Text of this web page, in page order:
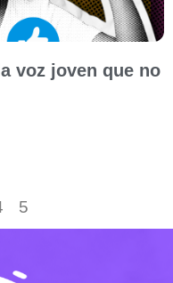
voz joven que no
5